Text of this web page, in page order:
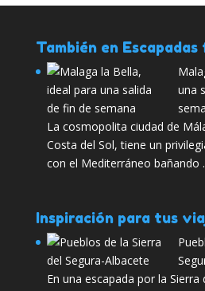
También en Escapadas
una
La cosmopolita ciudad de
Costa del Sol, tiene un
con el Mediterráneo bañando
Inspiración para tus
En una escapada por la Sierra